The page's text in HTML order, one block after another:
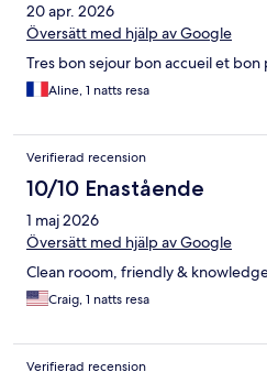
20 apr. 2026
Översätt med hjälp av Google
Tres bon sejour bon accueil et
Aline, 1 natts resa
Verifierad recension
10/10 Enastående
1 maj 2026
Översätt med hjälp av Google
Clean rooom, friendly &
Craig, 1 natts resa
Verifierad recension